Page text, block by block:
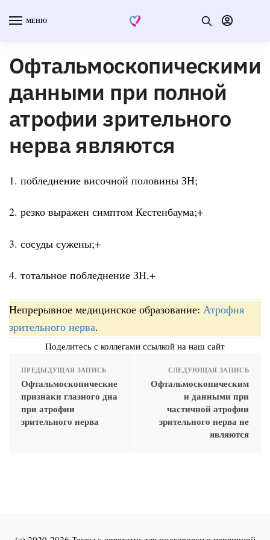
МЕНЮ
Офтальмоскопическими
данными при полной
атрофии зрительного
нерва являются
1. побледнение височной половины ЗН;
2. резко выражен симптом Кестенбаума;+
3. сосуды сужены;+
4. тотальное побледнение ЗН.+
Непрерывное медицинское образование: Атрофия
зрительного нерва.
Поделитесь с коллегами ссылкой на наш сайт
ПРЕДЫДУЩАЯ ЗАПИСЬ
Офтальмоскопические
признаки глазного дна
при атрофии
зрительного нерва
СЛЕДУЮЩАЯ ЗАПИСЬ
Офтальмоскопическим
и данными при
частичной атрофии
зрительного нерва не
являются